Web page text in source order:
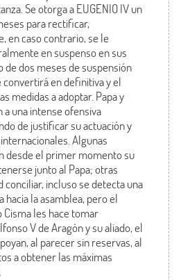
Se otorga a EUGENIO IV un
para rectificar,
en caso contrario, se le
en suspenso en sus
de dos meses de suspensión
en definitiva y el
medidas a adoptar. Papa y
a una intense ofensiva
de justificar su actuación y
Algunas
desde el primer momento su
junto al Papa; otras
conciliar, incluso se detecta una
hacia la asamblea, pero el
les hace tomar
V de Aragón y su aliado, el
al parecer sin reservas, al
a obtener las máximas